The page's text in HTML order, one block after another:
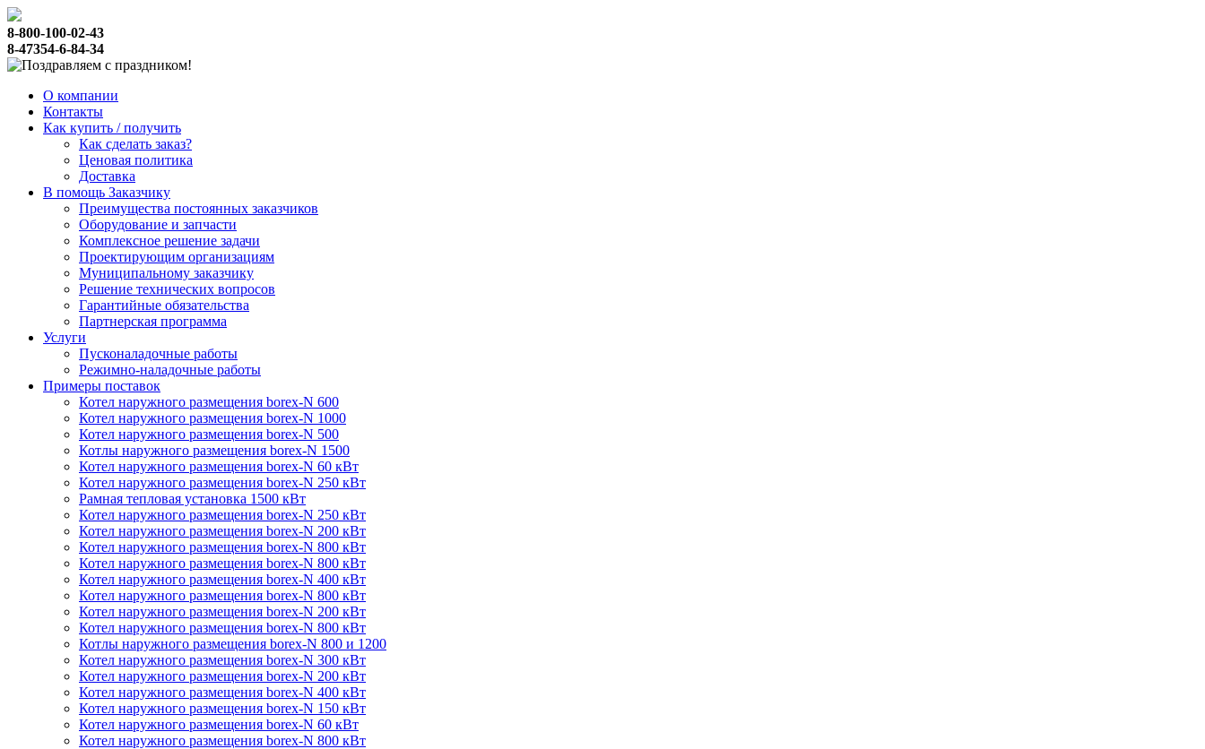
8-800-100-02-43
8-47354-6-84-34
О компании
Контакты
Как купить / получить
Как сделать заказ?
Ценовая политика
Доставка
В помощь Заказчику
Преимущества постоянных заказчиков
Оборудование и запчасти
Комплексное решение задачи
Проектирующим организациям
Муниципальному заказчику
Решение технических вопросов
Гарантийные обязательства
Партнерская программа
Услуги
Пусконаладочные работы
Режимно-наладочные работы
Примеры поставок
Котел наружного размещения borex-N 600
Котел наружного размещения borex-N 1000
Котел наружного размещения borex-N 500
Котлы наружного размещения borex-N 1500
Котел наружного размещения borex-N 60 кВт
Котел наружного размещения borex-N 250 кВт
Рамная тепловая установка 1500 кВт
Котел наружного размещения borex-N 250 кВт
Котел наружного размещения borex-N 200 кВт
Котел наружного размещения borex-N 800 кВт
Котел наружного размещения borex-N 800 кВт
Котел наружного размещения borex-N 400 кВт
Котел наружного размещения borex-N 800 кВт
Котел наружного размещения borex-N 200 кВт
Котел наружного размещения borex-N 800 кВт
Котлы наружного размещения borex-N 800 и 1200
Котел наружного размещения borex-N 300 кВт
Котел наружного размещения borex-N 200 кВт
Котел наружного размещения borex-N 400 кВт
Котел наружного размещения borex-N 150 кВт
Котел наружного размещения borex-N 60 кВт
Котел наружного размещения borex-N 800 кВт